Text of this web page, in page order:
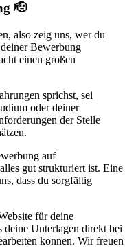
🫡
also zeig uns, wer du
Bewerbung
einen großen
sprichst, sei
oder deiner
der Stelle
auf
gut strukturiert ist. Eine
dass du sorgfältig
für deine
deine Unterlagen direkt bei
können. Wir freuen